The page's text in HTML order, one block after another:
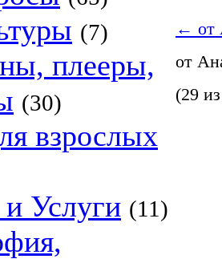
(7)
плееры,
(30)
взрослых
Услуги (11)
← от
от
(29